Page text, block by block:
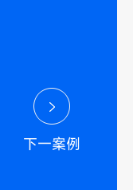
下一案例